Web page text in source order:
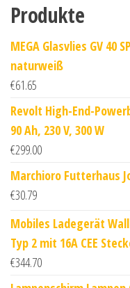
Produkte
MEGA Glasvlies GV 40
naturweiß
€61.65
Revolt High-End-
90 Ah, 230 V, 300 W
€299.00
Marchioro Futterhaus
€30.79
Mobiles Ladegerät
Typ 2 mit 16A CEE
€344.70